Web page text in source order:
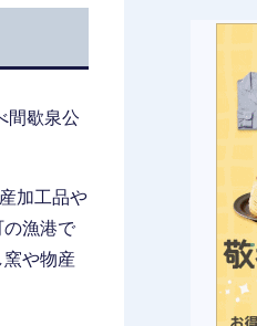
間歇泉公
加工品や
の漁港で
窯や物産